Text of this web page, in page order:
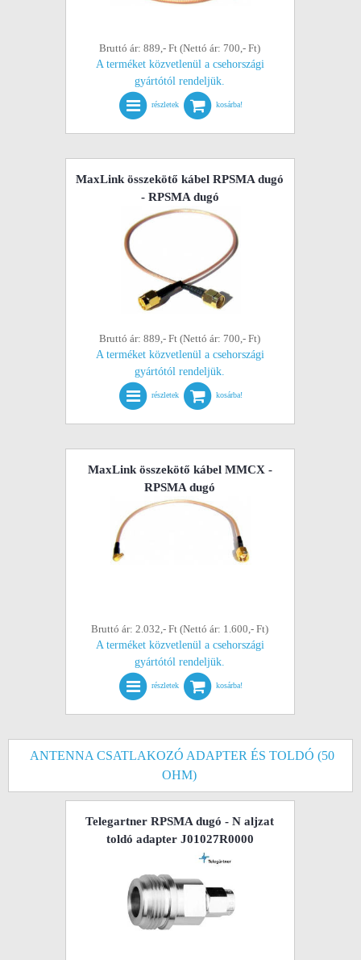
Bruttó ár: 889,- Ft (Nettó ár: 700,- Ft)
A terméket közvetlenül a csehországi
gyártótól rendeljük.
részletek kosárba!
MaxLink összekötő kábel RPSMA dugó
- RPSMA dugó
Bruttó ár: 889,- Ft (Nettó ár: 700,- Ft)
A terméket közvetlenül a csehországi
gyártótól rendeljük.
részletek kosárba!
MaxLink összekötő kábel MMCX -
RPSMA dugó
Bruttó ár: 2.032,- Ft (Nettó ár: 1.600,- Ft)
A terméket közvetlenül a csehországi
gyártótól rendeljük.
részletek kosárba!
ANTENNA CSATLAKOZÓ ADAPTER ÉS TOLDÓ (50
OHM)
Telegartner RPSMA dugó - N aljzat
toldó adapter J01027R0000